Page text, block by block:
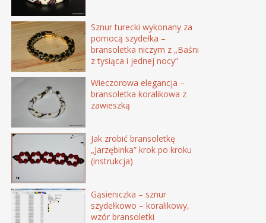
Sznur turecki wykonany za
pomocą szydełka –
bransoletka niczym z „Baśni
z tysiąca i jednej nocy”
Wieczorowa elegancja –
bransoletka koralikowa z
zawieszką
Jak zrobić bransoletkę
„Jarzębinka” krok po kroku
(instrukcja)
Gąsieniczka – sznur
szydełkowo – koralikowy,
wzór bransoletki